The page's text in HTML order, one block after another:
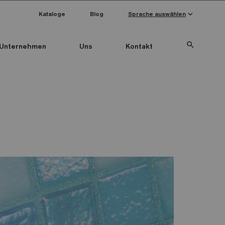
Unternehmen Uns Kontakt search
Kataloge Blog Sprache auswählen keyboard_arrow_down